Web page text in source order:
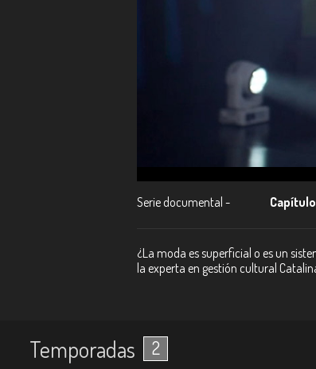
Serie documental -
¿La moda es superficial o es un
la experta en gestión cultural
Temporadas 2